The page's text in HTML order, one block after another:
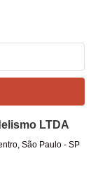
LTDA
São Paulo- SP